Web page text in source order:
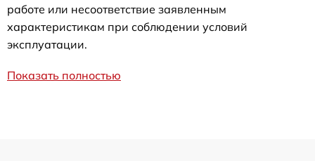
работе или несоответствие заявленным
характеристикам при соблюдении условий
эксплуатации.
Показать полностью